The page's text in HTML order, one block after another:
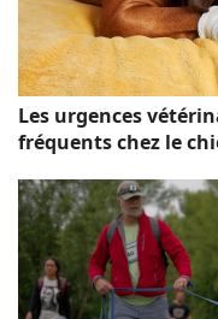
Les urgences
fréquents chez le